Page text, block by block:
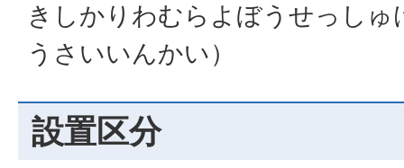
きしかりわむらよぼうせっし
うさいいんかい）
設置区分